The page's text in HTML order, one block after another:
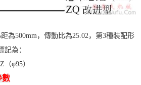
為500mm，傳動比為25.02，第3種裝配形
為：
φ95）
數